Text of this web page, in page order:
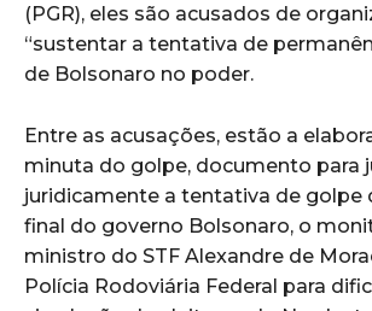
(PGR), eles são acusados de
“sustentar a tentativa de
de Bolsonaro no poder.
Entre as acusações, estão a
minuta do golpe, documento para
juridicamente a tentativa de golpe
final do governo Bolsonaro, o
ministro do STF Alexandre de
Polícia Rodoviária Federal para